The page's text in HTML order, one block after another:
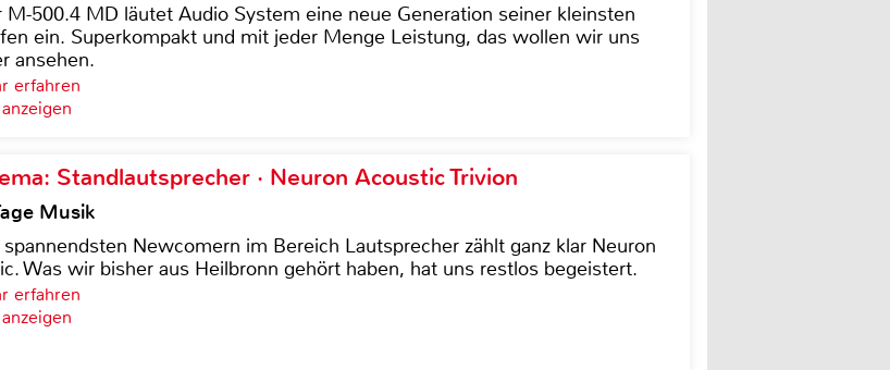
M-500.4 MD läutet Audio System eine neue Generation seiner kleinsten
ein. Superkompakt und mit jeder Menge Leistung, das wollen wir uns
ansehen.
erfahren
Standlautsprecher · Neuron Acoustic Trivion
Musik
Newcomern im Bereich Lautsprecher zählt ganz klar Neuron
Was wir bisher aus Heilbronn gehört haben, hat uns restlos begeistert.
erfahren